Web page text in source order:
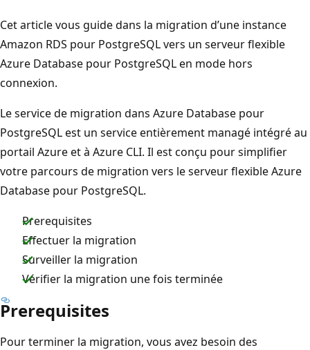
Cet article vous guide dans la migration d’une instance
Amazon RDS pour PostgreSQL vers un serveur flexible
Azure Database pour PostgreSQL en mode hors
connexion.
Le service de migration dans Azure Database pour
PostgreSQL est un service entièrement managé intégré au
portail Azure et à Azure CLI. Il est conçu pour simplifier
votre parcours de migration vers le serveur flexible Azure
Database pour PostgreSQL.
Prerequisites
Effectuer la migration
Surveiller la migration
Vérifier la migration une fois terminée
Prerequisites
Pour terminer la migration, vous avez besoin des